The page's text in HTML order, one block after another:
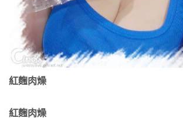
紅麴肉燥
紅麴肉燥